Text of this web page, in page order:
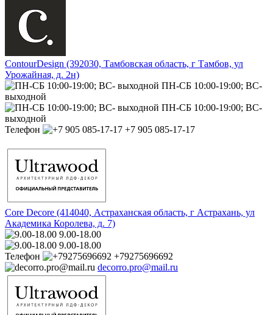
ContourDesign (392030, Тамбовская область, г Тамбов, ул
Урожайная, д. 2н)
ПН-СБ 10:00-19:00; ВС-
выходной
ПН-СБ 10:00-19:00; ВС-
выходной
Телефон
+7 905 085-17-17
Core Decore (414040, Астраханская область, г Астрахань, ул
Академика Королева, д. 7)
9.00-18.00
9.00-18.00
Телефон
+79275696692
decorro.pro@mail.ru